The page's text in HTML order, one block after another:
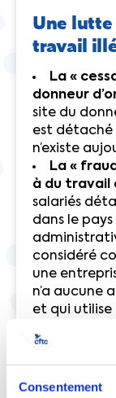
Consentement
Une
travail
La «
donneur
site du
est détaché
n’existe
La «
à du travail
salariés
dans le
considéré
une
n’a aucune
et qui utilise
qui
France.
Une «
ministère